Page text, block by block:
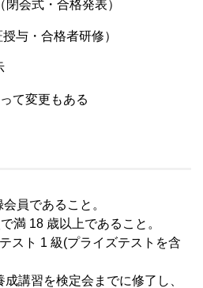
会式・合格発表）
与・合格者研修）
て変更もある
員であること。
満 18 歳以上であること。
スト 1 級(プライズテストを含
講習を検定会までに修了し、